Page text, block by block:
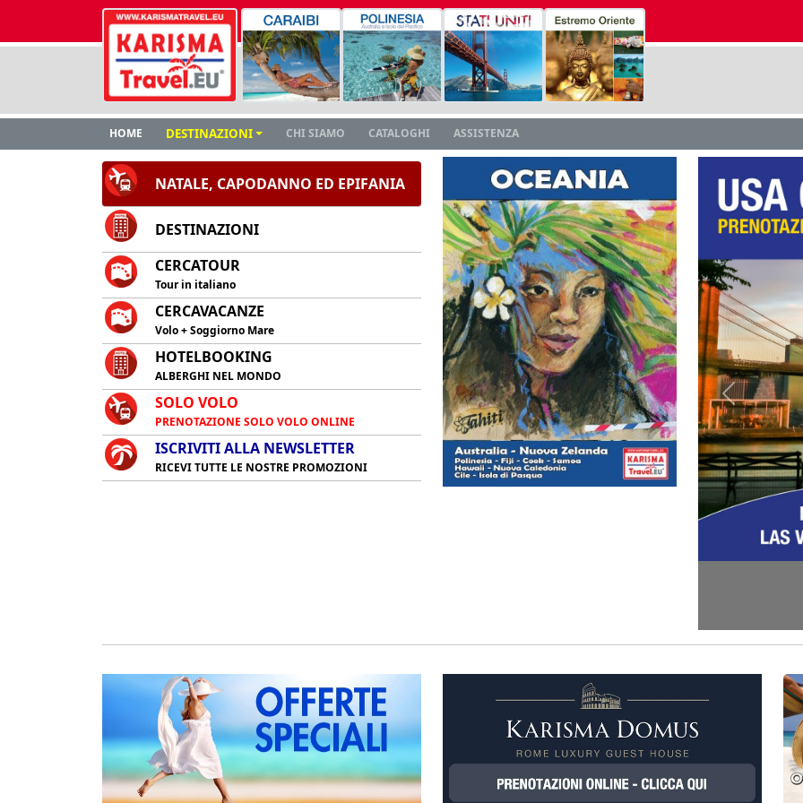
HOME DESTINAZIONI CHI SIAMO CATALOGHI ASSISTENZA
NATALE, CAPODANNO ED EPIFANIA
DESTINAZIONI
CERCATOUR
Tour in italiano
CERCAVACANZE
Volo + Soggiorno Mare
HOTELBOOKING
ALBERGHI NEL MONDO
SOLO VOLO
PRENOTAZIONE SOLO VOLO ONLINE
ISCRIVITI ALLA NEWSLETTER
RICEVI TUTTE LE NOSTRE PROMOZIONI
Previous